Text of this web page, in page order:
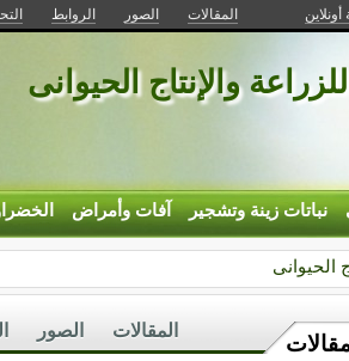
أونلاين المقالات الصور الروابط
والإنتاج الحيوانى
نباتات زينة وتشجير آفات وأمراض
الحيوانى
الصور المقالات